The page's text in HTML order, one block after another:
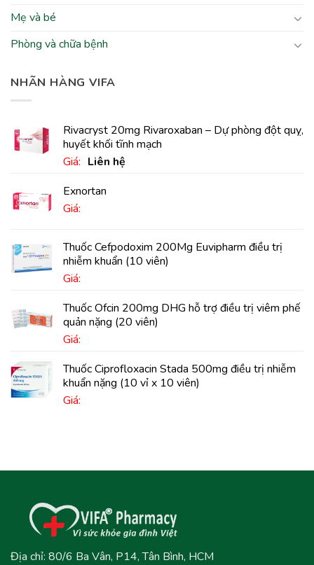
Mẹ và bé
Phòng và chữa bệnh
NHÃN HÀNG VIFA
Rivacryst 20mg Rivaroxaban – Dự phòng đột quỵ,
huyết khối tĩnh mạch
Giá: Liên hệ
Exnortan
Giá:
Thuốc Cefpodoxim 200Mg Euvipharm điều trị
nhiễm khuẩn (10 viên)
Giá:
Thuốc Ofcin 200mg DHG hỗ trợ điều trị viêm phế
quản nặng (20 viên)
Giá:
Thuốc Ciprofloxacin Stada 500mg điều trị nhiễm
khuẩn nặng (10 vỉ x 10 viên)
Giá:
Địa chỉ: 80/6 Ba Vân, P14, Tân Bình, HCM